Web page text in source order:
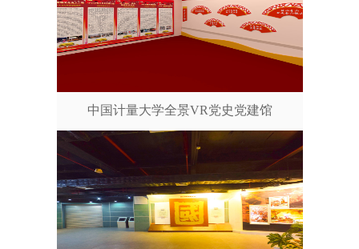
中国计量大学全景VR党史党建馆